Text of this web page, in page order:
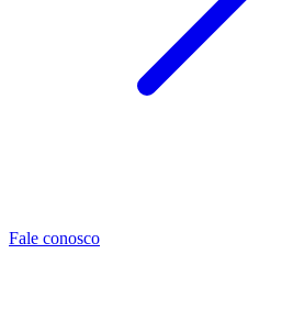
Fale conosco